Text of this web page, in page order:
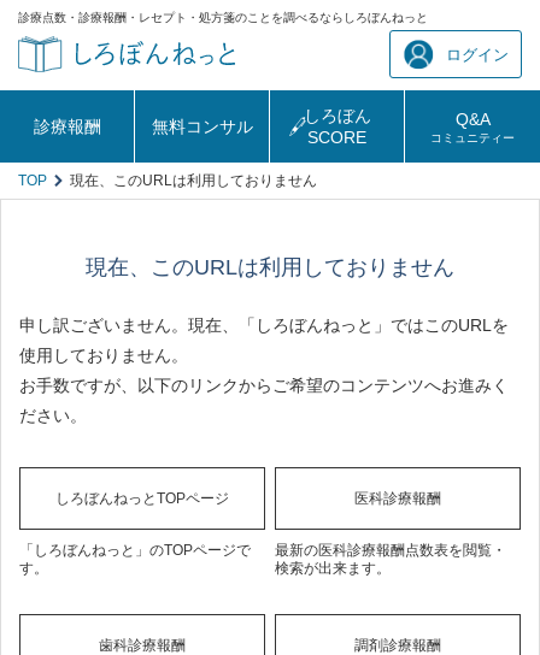
診療点数・診療報酬・レセプト・処方箋のことを調べるならしろぼんねっと
ログイン
診療報酬 無料コンサル
しろぼん
SCORE
Q&A
コミュニティー
TOP 現在、このURLは利用しておりません
現在、このURLは利用しておりません
申し訳ございません。現在、「しろぼんねっと」ではこのURLを
使用しておりません。
お手数ですが、以下のリンクからご希望のコンテンツへお進みく
ださい。
しろぼんねっとTOPページ
「しろぼんねっと」のTOPページで
す。
医科診療報酬
最新の医科診療報酬点数表を閲覧・
検索が出来ます。
歯科診療報酬 調剤診療報酬